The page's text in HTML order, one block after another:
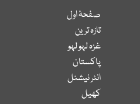
صفحۂ اول
تازہ ترین
غزہ لہو لہو
پاکستان
انٹر نیشنل
کھیل